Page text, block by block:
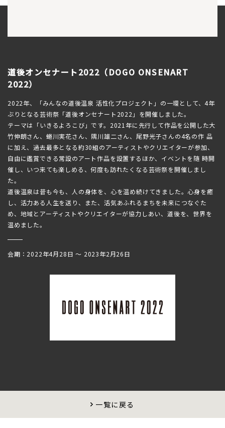
道後オンセナート2022（DOGO ONSENART
2022）
2022年、「みんなの道後温泉 活性化プロジェクト」の一環として、4年
ぶりとなる芸術祭「道後オンセナート2022」を開催しました。
テーマは「いきるよろこび」です。2021年に先行して作品を公開した大
竹伸朗さん、蜷川実花さん、隅川雄二さん、尾野光子さんの4名の作 品
に加え、過去最多となる約30組のアーティストやクリエイターが参加、
自由に鑑賞できる常設のアート作品を設置するほか、イベントを随 時開
催し、いつ来ても楽しめる、何度も訪れたくなる芸術祭を開催しまし
た。
道後温泉は昔も今も、人の身体を、心を温め続けてきました。心身を癒
し、活力ある人生を送り、また、活気あふれるまちを未来につなぐた
め、地域とアーティストやクリエイターが協力しあい、道後を、世界を
温めました。
会期：2022年4月28日 〜 2023年2月26日
一覧に戻る